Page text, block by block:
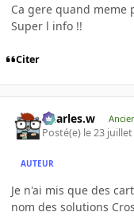
Ca gere quand meme
Super l info !!
Citer
Charles.w
Posté(e) le 23
AUTEUR
Je n'ai mis que des
nom des solutions